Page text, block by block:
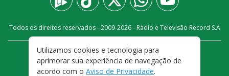
Todos os direitos reservados - 2009-2026- Rádio e Televisão Record S.A
FALE CONOSCO
PRIVACIDADE
TERMOS E CONDIÇÕES DE USO
Utilizamos cookies e tecnologia para
aprimorar sua experiência de navegação de
acordo com o Aviso de Privacidade.